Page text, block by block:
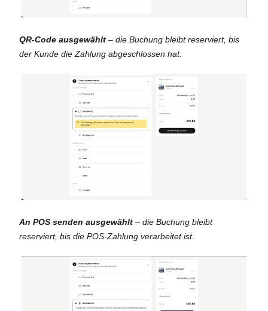
QR-Code ausgewählt – die Buchung bleibt reserviert, bis
der Kunde die Zahlung abgeschlossen hat.
An POS senden ausgewählt – die Buchung bleibt
reserviert, bis die POS-Zahlung verarbeitet ist.